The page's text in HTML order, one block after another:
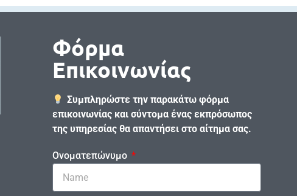
Φόρμα
Επικοινωνίας
Συμπληρώστε την παρακάτω φόρμα
επικοινωνίας και σύντομα ένας εκπρόσωπος
της υπηρεσίας θα απαντήσει στο αίτημα σας.
Ονοματεπώνυμο